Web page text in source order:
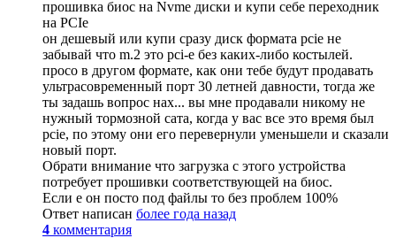
прошивка биос на Nvme диски и купи себе переходник
на PCIe
он дешевый или купи сразу диск формата pcie не
забывай что m.2 это pci-e без каких-либо костылей.
просо в другом формате, как они тебе будут продавать
ультрасовременный порт 30 летней давности, тогда же
ты задашь вопрос нах... вы мне продавали никому не
нужный тормозной сата, когда у вас все это время был
pcie, по этому они его перевернули уменьшели и сказали
новый порт.
Обрати внимание что загрузка с этого устройства
потребует прошивки соответствующей на биос.
Если е он посто под файлы то без проблем 100%
Ответ написан более года назад
4 комментария